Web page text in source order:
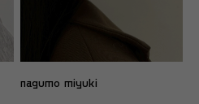
nagumo miyuki